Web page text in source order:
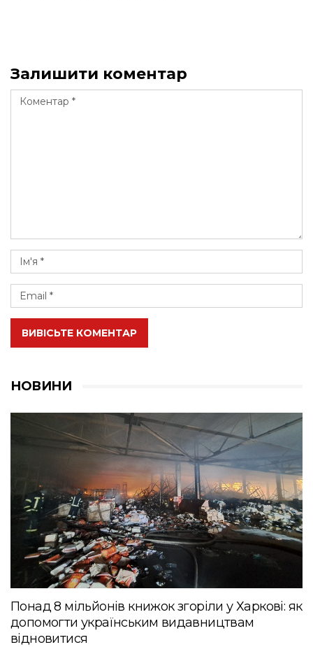
Залишити коментар
ВИВІСЬТЕ КОМЕНТАР
НОВИНИ
Понад 8 мільйонів книжок згоріли у Харкові: як
допомогти українським видавництвам
відновитися